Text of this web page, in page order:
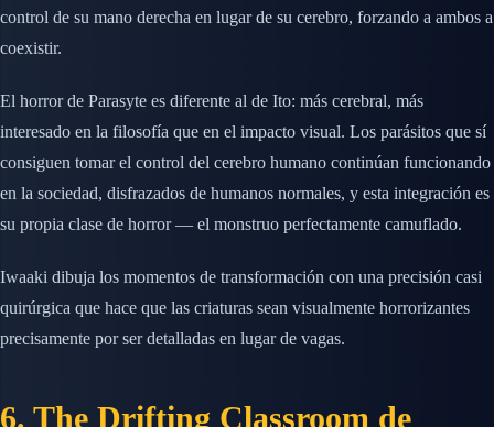
control de su mano derecha en lugar de su cerebro, forzando a ambos a
coexistir.
El horror de Parasyte es diferente al de Ito: más cerebral, más
interesado en la filosofía que en el impacto visual. Los parásitos que sí
consiguen tomar el control del cerebro humano continúan funcionando
en la sociedad, disfrazados de humanos normales, y esta integración es
su propia clase de horror — el monstruo perfectamente camuflado.
Iwaaki dibuja los momentos de transformación con una precisión casi
quirúrgica que hace que las criaturas sean visualmente horrorizantes
precisamente por ser detalladas en lugar de vagas.
6. The Drifting Classroom de